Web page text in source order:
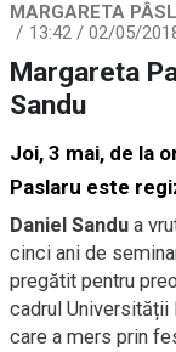
MARGARETA
13:42 / 02/05/
Margareta
Sandu
Joi, 3 mai, de la
Paslaru este
Daniel Sandu a
cinci ani de
pregătit pentru
cadrul
care a mers prin